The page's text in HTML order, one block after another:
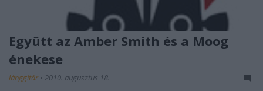
Együtt az Amber Smith és a Moog
énekese
lánggitár • 2010. augusztus 18.